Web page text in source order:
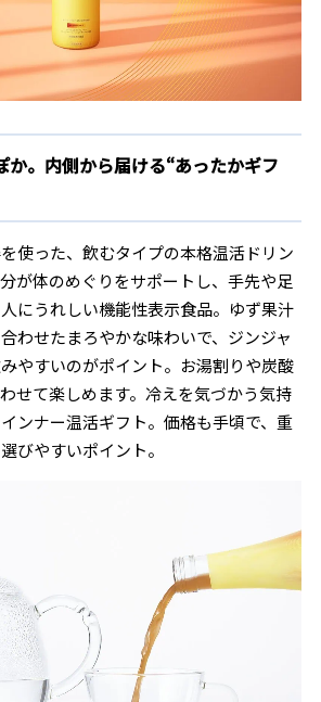
か。内側から届ける“あったかギフ
使った、飲むタイプの本格温活ドリン
が体のめぐりをサポートし、手先や足
にうれしい機能性表示食品。ゆず果汁
わせたまろやかな味わいで、ジンジャ
やすいのがポイント。お湯割りや炭酸
せて楽しめます。冷えを気づかう気持
ンナー温活ギフト。価格も手頃で、重
びやすいポイント。